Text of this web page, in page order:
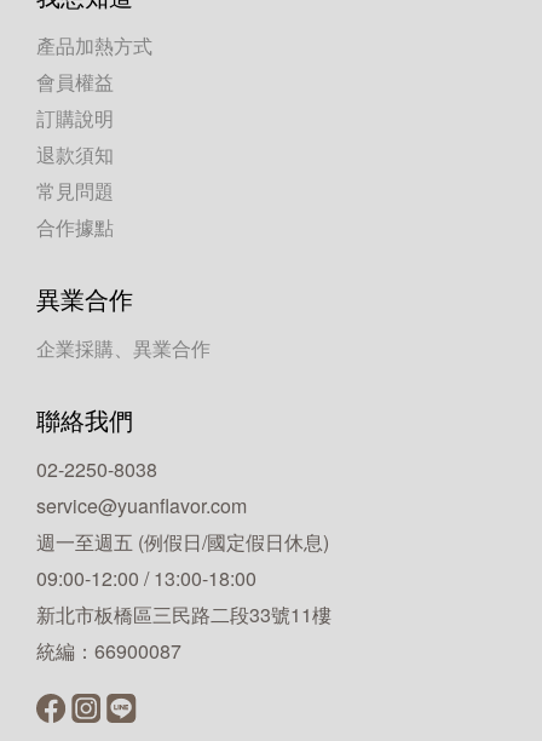
產品加熱方式
會員權益
訂購說明
退款須知
常見問題
合作據點
異業合作
企業採購、異業合作
聯絡我們
02-2250-8038
service@yuanflavor.com
週一至週五 (例假日/國定假日休息)
09:00-12:00 / 13:00-18:00
新北市板橋區三民路二段33號11樓
統編：66900087